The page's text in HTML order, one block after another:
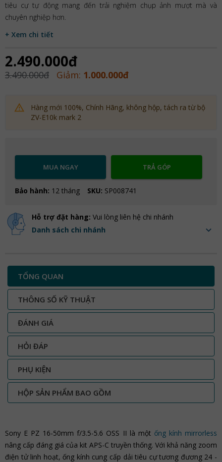
tiêu cự tự động mang đến trải nghiệm chụp ảnh mượt mà và
chuyên nghiệp hơn.
+ Xem chi tiết
2.490.000đ
3.490.000đ Giảm: 1.000.000đ
Hàng mới 100%, Chính Hãng, không hộp, tách ra từ bộ
ZV-E10k mark 2
MUA NGAY TRẢ GÓP
Bảo hành: 12 tháng SKU: SP008741
Hỗ trợ đặt hàng: Vui lòng liên hệ chi nhánh
Danh sách chi nhánh
TỔNG QUAN
THÔNG SỐ KỸ THUẬT
ĐÁNH GIÁ
HỎI ĐÁP
PHỤ KIỆN
HỘP SẢN PHẨM BAO GỒM
Sony E PZ 16-50mm f/3.5-5.6 OSS II là một ống kính mirrorless
nâng cấp đáng giá của kit APS-C truyền thống. Với khả năng zoom
điện tử linh hoạt, ống kính cung cấp dải tiêu cự tương đương 24 -